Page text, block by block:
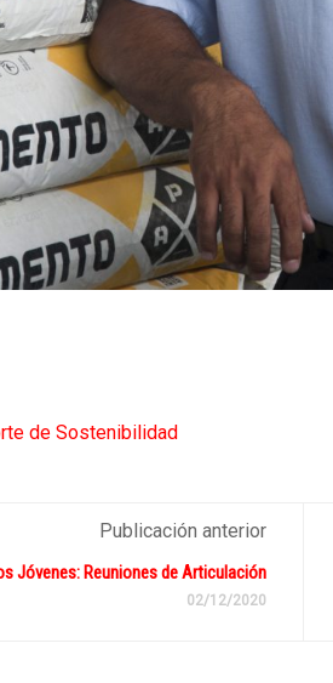
de Sostenibilidad
Publicación anterior
Jóvenes: Reuniones de Articulación
02/12/2020